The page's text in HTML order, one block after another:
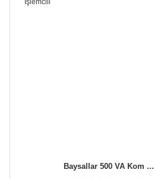
Baysallar 500 VA Kom ...